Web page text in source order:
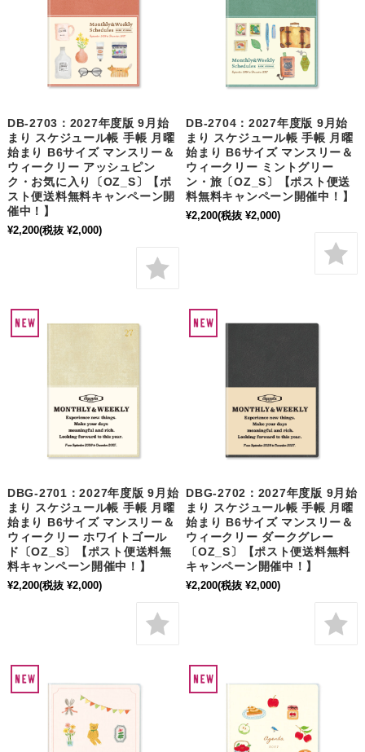
DB-2703：2027年度版 9月始
まり スケジュール帳 手帳 月曜
始まり B6サイズ マンスリー＆
ウィークリー アッシュピン
ク・お気に入り〔OZ_S〕【ポ
スト便送料無料キャンペーン開
催中！】
¥2,200(税抜 ¥2,000)
DB-2704：2027年度版 9月始
まり スケジュール帳 手帳 月曜
始まり B6サイズ マンスリー＆
ウィークリー ミントグリー
ン・旅〔OZ_S〕【ポスト便送
料無料キャンペーン開催中！】
¥2,200(税抜 ¥2,000)
DBG-2701：2027年度版 9月始
まり スケジュール帳 手帳 月曜
始まり B6サイズ マンスリー＆
ウィークリー ホワイトゴール
ド〔OZ_S〕【ポスト便送料無
料キャンペーン開催中！】
¥2,200(税抜 ¥2,000)
DBG-2702：2027年度版 9月始
まり スケジュール帳 手帳 月曜
始まり B6サイズ マンスリー＆
ウィークリー ダークグレー
〔OZ_S〕【ポスト便送料無料
キャンペーン開催中！】
¥2,200(税抜 ¥2,000)